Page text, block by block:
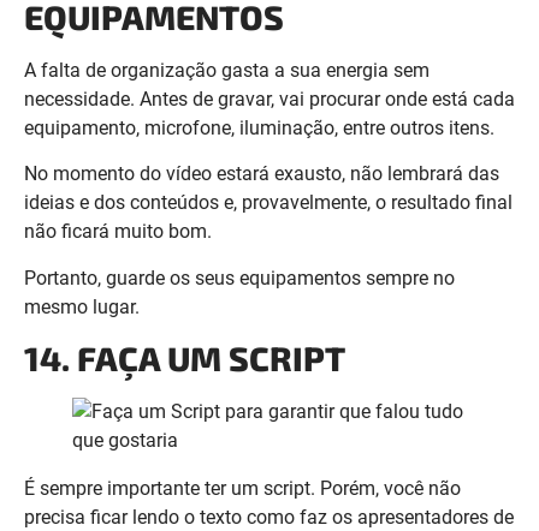
equipamento, microfone, iluminação, entre outros itens.
No momento do vídeo estará exausto, não lembrará das
ideias e dos conteúdos e, provavelmente, o resultado final
não ficará muito bom.
Portanto, guarde os seus equipamentos sempre no
mesmo lugar.
14. FAÇA UM SCRIPT
É sempre importante ter um script. Porém, você não
precisa ficar lendo o texto como faz os apresentadores de
Basta colocar alguns pontos com os principais tópicos
do seu assunto.